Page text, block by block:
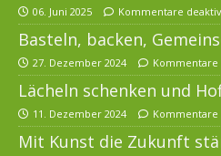
06. Juni 2025 Kommentare
Basteln, backen,
27. Dezember 2024
Lächeln schenken und
11. Dezember 2024
Mit Kunst die Zukunft